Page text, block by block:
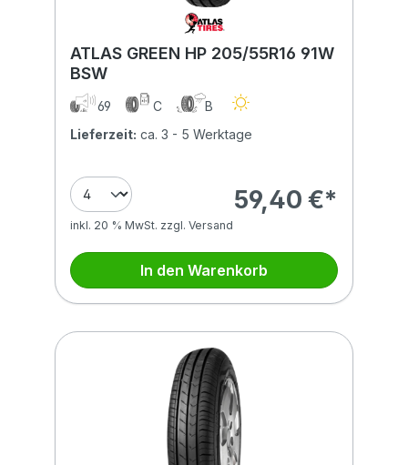
ATLAS GREEN HP 205/55R16 91W
BSW
69 C
B
Lieferzeit: ca. 3 - 5 Werktage
59,40 €*
inkl. 20 % MwSt. zzgl. Versand
In den Warenkorb